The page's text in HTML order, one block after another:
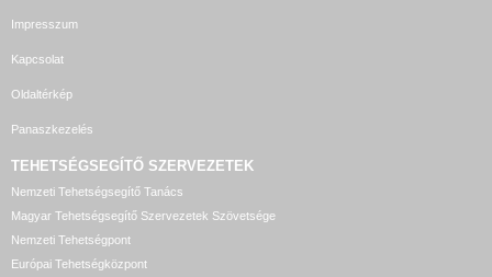
Impresszum
Kapcsolat
Oldaltérkép
Panaszkezelés
TEHETSÉGSEGÍTŐ SZERVEZETEK
Nemzeti Tehetségsegítő Tanács
Magyar Tehetségsegítő Szervezetek Szövetsége
Nemzeti Tehetségpont
Európai Tehetségközpont